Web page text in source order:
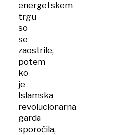
energetskem
trgu
so
se
zaostrile,
potem
ko
je
Islamska
revolucionarna
garda
sporočila,